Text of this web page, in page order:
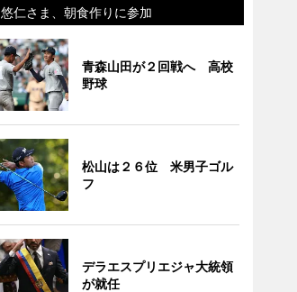
悠仁さま、朝食作りに参加
青森山田が２回戦へ 高校
野球
松山は２６位 米男子ゴル
フ
デラエスプリエジャ大統領
が就任